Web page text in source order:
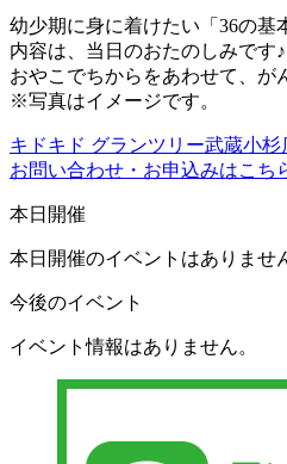
幼少期に身に着けたい「36の
内容は、当日のおたのしみです♪
おやこでちからをあわせて、
※写真はイメージです。
キドキド グランツリー武蔵小杉
お問い合わせ・お申込みはこち
本日開催
本日開催のイベントはありませ
今後のイベント
イベント情報はありません。